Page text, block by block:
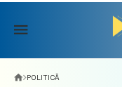
Skip
content
POLITICĂ